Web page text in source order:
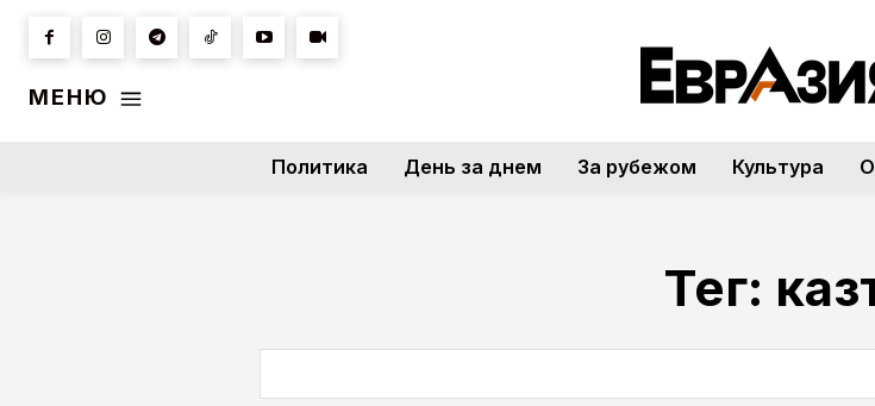
МЕНЮ
Политика День за днем За рубежом Культура
Тег: